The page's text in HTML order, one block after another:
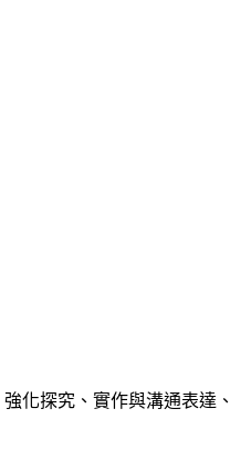
化探究、實作與溝通表達、